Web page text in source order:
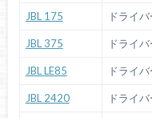
JBL 175 ドライ
JBL 375 ドライ
JBL LE85 ドライ
JBL 2420 ドライ